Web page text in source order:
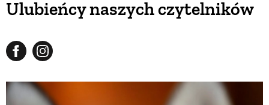
Ulubieńcy naszych czytelników